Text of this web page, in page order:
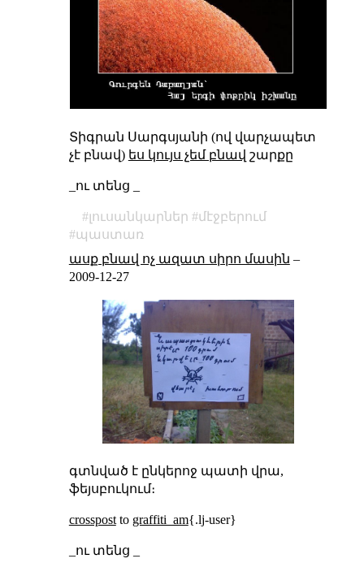
Տիգրան Սարգսյանի (ով վարչապետ
չէ բնավ) ես կույս չեմ բնավ շարքը
_ու տենց _
լուսանկարներ
մէջբերում
պաստառ
ասք բնավ ոչ ազատ սիրո մասին –
2009-12-27
գտնված է ընկերոջ պատի վրա,
ֆեյսբուկում։
crosspostto graffiti_am{.lj-user}
_ու տենց _